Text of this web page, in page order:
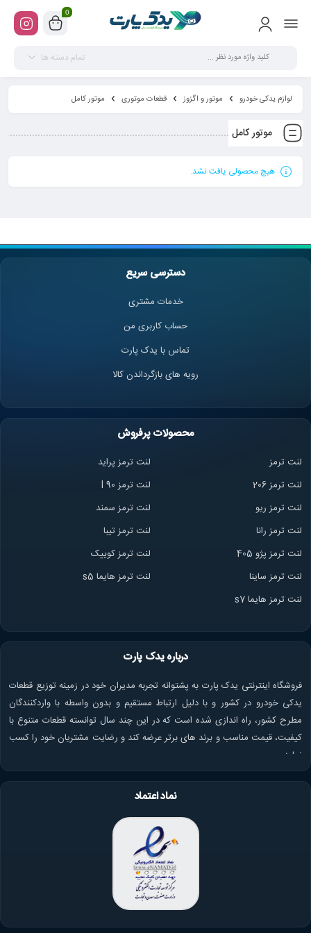
0
تمام دسته ها
لوازم یدکی خودرو موتور و اگزوز قطعات موتوری موتور کامل
موتور کامل
هیچ محصولی یافت نشد.
دسترسی سریع
خدمات مشتری
حساب کاربری من
تماس با یدک پارت
رویه های بازگرداندن کالا
محصولات پرفروش
لنت ترمز
لنت ترمز پراید
لنت ترمز 206
لنت ترمز l 90
لنت ترمز ریو
لنت ترمز سمند
لنت ترمز رانا
لنت ترمز تیبا
لنت ترمز پژو 405
لنت ترمز کوییک
لنت ترمز ساینا
لنت ترمز هایما s5
لنت ترمز هایما s7
درباره یدک پارت
فروشگاه اینترنتی یدک پارت به پشتوانه تجربه مدیران خود در زمینه توزیع قطعات
یدکی خودرو در کشور و با دلیل ارتباط مستقیم و بدون واسطه با واردکنندگان
مطرح کشور، راه اندازی شده است که در این چند سال توانسته قطعات متنوع با
کیفیت، قیمت مناسب و برند های برتر عرضه کند و رضایت مشتریان خود را کسب
نماید.
نماد اعتماد